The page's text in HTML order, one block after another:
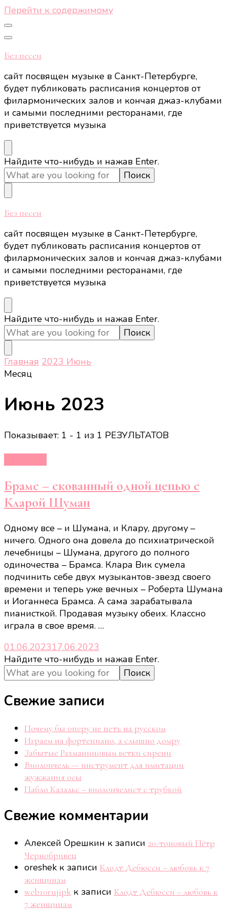
Перейти к содержимому
Без песен
сайт посвящен музыке в Санкт-Петербурге,
будет публиковать расписания концертов от
филармонических залов и кончая джаз-клубами
и самыми последними ресторанами, где
приветствуется музыка
Ищите
что-
то?
Найдите что-нибудь и нажав Enter.
Без песен
сайт посвящен музыке в Санкт-Петербурге,
будет публиковать расписания концертов от
филармонических залов и кончая джаз-клубами
и самыми последними ресторанами, где
приветствуется музыка
Ищите
что-
то?
Найдите что-нибудь и нажав Enter.
Главная 2023 Июнь
Месяц
Июнь 2023
Показывает: 1 - 1 из 1 РЕЗУЛЬТАТОВ
Брамс – скованный одной цепью с
Кларой Шуман
Одному все – и Шумана, и Клару, другому –
ничего. Одного она довела до психиатрической
лечебницы – Шумана, другого до полного
одиночества – Брамса. Клара Вик сумела
подчинить себе двух музыкантов-звезд своего
времени и теперь уже вечных – Роберта Шумана
и Иоганнеса Брамса. А сама зарабатывала
пианисткой. Продавая музыку обеих. Классно
играла в свое время. …
01.06.202317.06.2023
Ищите
что-
то?
Найдите что-нибудь и нажав Enter.
Свежие записи
Почему бы оперу не петь на русском
Играем на фортепиано, а слышно домру
Забытые Рахманиновым ветки сирени
Виолончель — инструмент для имитации
жужжания осы
Пабло Казальс – виолончелист с трубкой
Свежие комментарии
Алексей Орешкин к записи 20-тоновый Пётр
Чернобривец
oreshek к записи Клодт Дебюсси – любовь к 7
женщинам
web10rujipk к записи Клодт Дебюсси – любовь к
7 женщинам